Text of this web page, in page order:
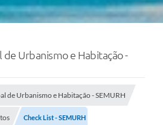
Urbanismo e Habitação -
de Urbanismo e Habitação - SEMURH
Check List - SEMURH